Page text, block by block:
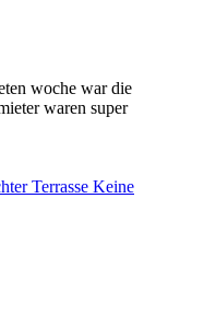
woche war die
waren super
Terrasse Keine